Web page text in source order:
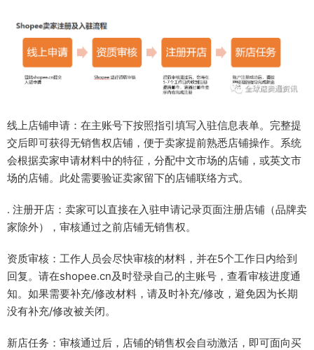
线上店铺申请：在主账号下按照指引填写入驻信息表单。完整提
交后即可获得无销售权店铺，便于卖家提前熟悉店铺操作。系统
会根据卖家申请材料中的特征，分配中文市场的店铺，或英文市
场的店铺。此处需要验证卖家留下的店铺联络方式。
. 注册开店：卖家可以直接在入驻申请记录页面注册店铺（品牌卖
家除外），审核通过之前店铺无销售权。
资质审核：工作人员会尽快审核的材料，并在5个工作日内给到
回复。请在shopee.cn及时登录自己的主账号，查看审核进度通
知。如果需要补充/修改材料，请及时补充/修改，避免因为长期
没有补充/修改被关闭。
新店任务：审核通过后，店铺的销售权会自动激活，即可面向买